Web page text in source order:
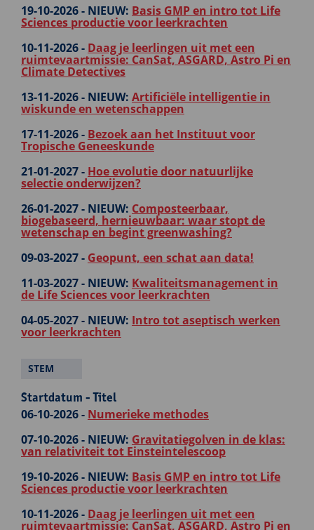
19-10-2026 - NIEUW: Basis GMP en intro tot Life
Sciences productie voor leerkrachten
10-11-2026 - Daag je leerlingen uit met een
ruimtevaartmissie: CanSat, ASGARD, Astro Pi en
Climate Detectives
13-11-2026 - NIEUW: Artificiële intelligentie in
wiskunde en wetenschappen
17-11-2026 - Bezoek aan het Instituut voor
Tropische Geneeskunde
21-01-2027 - Hoe evolutie door natuurlijke
selectie onderwijzen?
26-01-2027 - NIEUW: Composteerbaar,
biogebaseerd, hernieuwbaar: waar stopt de
wetenschap en begint greenwashing?
09-03-2027 - Geopunt, een schat aan data!
11-03-2027 - NIEUW: Kwaliteitsmanagement in
de Life Sciences voor leerkrachten
04-05-2027 - NIEUW: Intro tot aseptisch werken
voor leerkrachten
STEM
Startdatum - Titel
06-10-2026 - Numerieke methodes
07-10-2026 - NIEUW: Gravitatiegolven in de klas:
van relativiteit tot Einsteintelescoop
19-10-2026 - NIEUW: Basis GMP en intro tot Life
Sciences productie voor leerkrachten
10-11-2026 - Daag je leerlingen uit met een
ruimtevaartmissie: CanSat, ASGARD, Astro Pi en